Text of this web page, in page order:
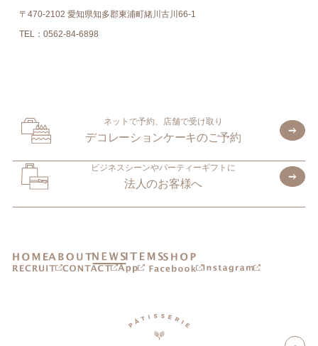
〒470-2102 愛知県知多郡東浦町緒川古川66-1
TEL：0562-84-6898
ネットで予約、店舗で受け取り
デコレーションケーキのご予約
ビジネスシーンやパーティーギフトに
法人のお客様へ